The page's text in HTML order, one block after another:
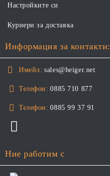
Настройките си
Куриери за доставка
Информация за контакти:
Имейл: sales@heiger.net
Телефон: 0885 710 877
Телефон: 0885 99 37 91
Ние работим с